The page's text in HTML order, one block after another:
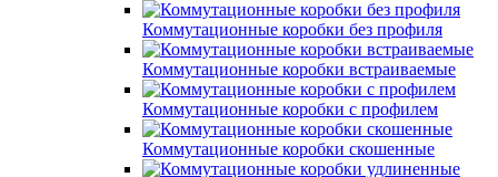
Коммутационные коробки без профиля
Коммутационные коробки встраиваемые
Коммутационные коробки с профилем
Коммутационные коробки скошенные